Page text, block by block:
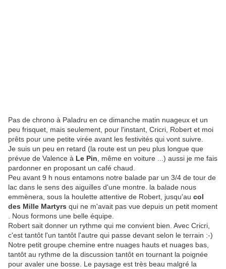
Pas de chrono à Paladru en ce dimanche matin nuageux et un
peu frisquet, mais seulement, pour l'instant, Cricri, Robert et moi
prêts pour une petite virée avant les festivités qui vont suivre.
Je suis un peu en retard (la route est un peu plus longue que
prévue de Valence à Le Pin , même en voiture ...) aussi je me fais
pardonner en proposant un café chaud.
Peu avant 9 h nous entamons notre balade par un 3/4 de tour de
lac dans le sens des aiguilles d'une montre. la balade nous
emmènera, sous la houlette attentive de Robert, jusqu'au col
des Mille Martyrs qui ne m'avait pas vue depuis un petit moment
. Nous formons une belle équipe.
Robert sait donner un rythme qui me convient bien. Avec Cricri,
c'est tantôt l'un tantôt l'autre qui passe devant selon le terrain :-)
Notre petit groupe chemine entre nuages hauts et nuages bas,
tantôt au rythme de la discussion tantôt en tournant la poignée
pour avaler une bosse. Le paysage est très beau malgré la